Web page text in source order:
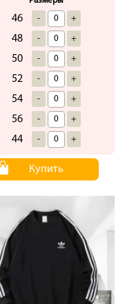
46 - +
48 - +
50 - +
52 - +
54 - +
56 - +
44 - +
Купить